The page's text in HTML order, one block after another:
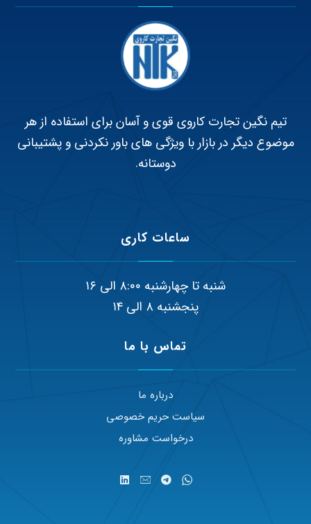
تیم نگین تجارت کاروی قوی و آسان برای استفاده از هر
موضوع دیگر در بازار با ویژگی های باور نکردنی و پشتیبانی
دوستانه.
ساعات کاری
شنبه تا چهارشنبه ۸:۰۰ الی ۱۶
پنجشنبه ۸ الی ۱۴
تماس با ما
درباره ما
سیاست حریم خصوصی
درخواست مشاوره